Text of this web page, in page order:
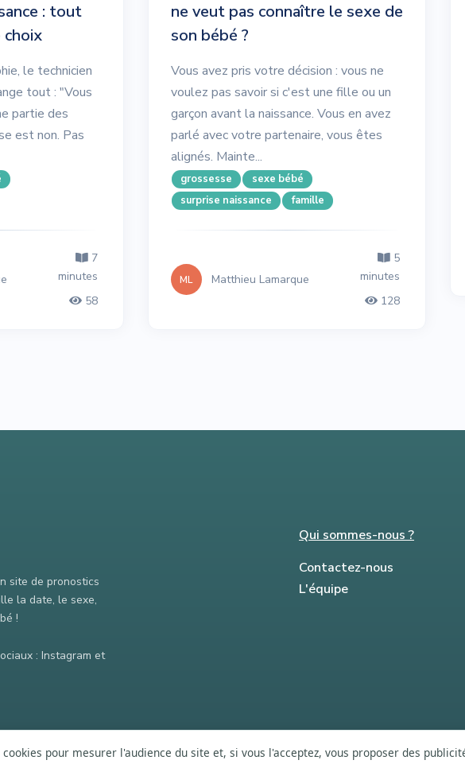
: tout
choix
le technicien
tout : "Vous
partie des
est non. Pas
7
minutes
58
ne veut pas connaître le sexe de
son bébé ?
Vous avez pris votre décision : vous ne
voulez pas savoir si c'est une fille ou un
garçon avant la naissance. Vous en avez
parlé avec votre partenaire, vous êtes
alignés. Mainte...
grossesse
sexe bébé
surprise naissance
famille
ML Matthieu Lamarque
5
minutes
128
site de pronostics
la date, le sexe,
!
: Instagram et
Qui sommes-nous ?
Contactez-nous
L'équipe
pour mesurer l'audience du site et, si vous l'acceptez, vous proposer des